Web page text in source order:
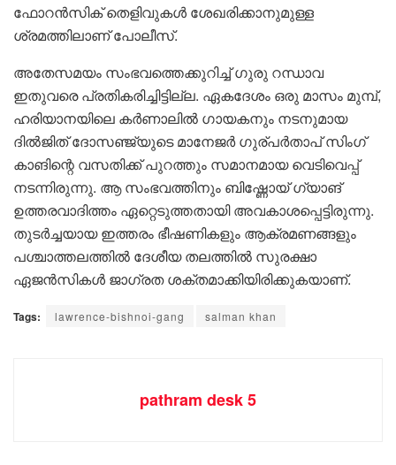
ഫോറൻസിക് തെളിവുകൾ ശേഖരിക്കാനുമുള്ള
ശ്രമത്തിലാണ് പോലീസ്.
അതേസമയം സംഭവത്തെക്കുറിച്ച് ഗുരു റന്ധാവ
ഇതുവരെ പ്രതികരിച്ചിട്ടില്ല. ഏകദേശം ഒരു മാസം മുമ്പ്,
ഹരിയാനയിലെ കർണാലിൽ ഗായകനും നടനുമായ
ദിൽജിത് ദോസഞ്ജ്യുടെ മാനേജർ ഗുര്പർതാപ് സിംഗ്
കാങിന്റെ വസതിക്ക് പുറത്തും സമാനമായ വെടിവെപ്പ്
നടന്നിരുന്നു. ആ സംഭവത്തിനും ബിഷ്ണോയ് ഗ്യാങ്
ഉത്തരവാദിത്തം ഏറ്റെടുത്തതായി അവകാശപ്പെട്ടിരുന്നു.
തുടർച്ചയായ ഇത്തരം ഭീഷണികളും ആക്രമണങ്ങളും
പശ്ചാത്തലത്തിൽ ദേശീയ തലത്തിൽ സുരക്ഷാ
ഏജൻസികൾ ജാഗ്രത ശക്തമാക്കിയിരിക്കുകയാണ്.
Tags: lawrence-bishnoi-gang salman khan
pathram desk 5